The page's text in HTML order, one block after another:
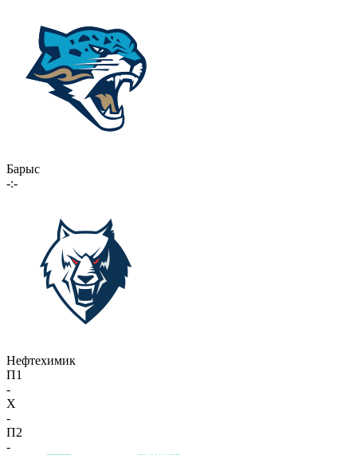
Барыс
-:-
Нефтехимик
П1
-
X
-
П2
-